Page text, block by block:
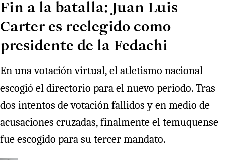
Fin a la batalla: Juan Luis
Carter es reelegido como
presidente de la Fedachi
En una votación virtual, el atletismo nacional
escogió el directorio para el nuevo periodo. Tras
dos intentos de votación fallidos y en medio de
acusaciones cruzadas, finalmente el temuquense
fue escogido para su tercer mandato.